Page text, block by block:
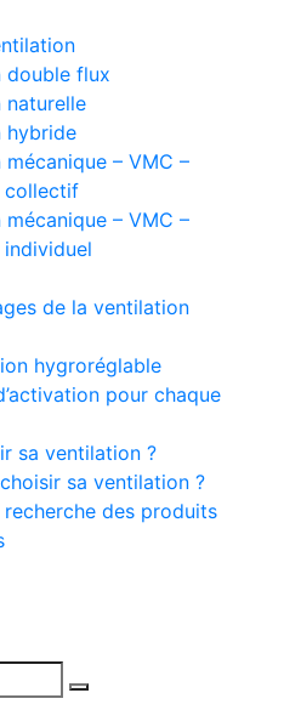
double flux
naturelle
hybride
– VMC –
collectif
– VMC –
de la ventilation
hygroréglable
pour chaque
sa ventilation ?
sa ventilation ?
des produits